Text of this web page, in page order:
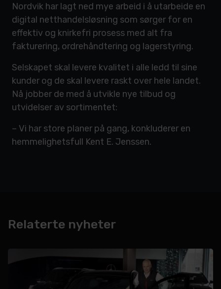
Nordvik har lagt ned mye arbeid i å utarbeide en
digital netthandelsløsning som sørger for en
effektiv og knirkefri prosess med alt fra
fakturering, ordrehåndtering og lagerstyring.
Selskapet skal levere kvalitet i alle ledd til sine
kunder og de skal levere raskt over hele landet.
Nå jobber de med å utvikle nye tilbud og
utvidelser av sortimentet:
– Vi har store planer på gang, konkluderer en
hemmelighetsfull Kent E. Jenssen.
Relaterte nyheter